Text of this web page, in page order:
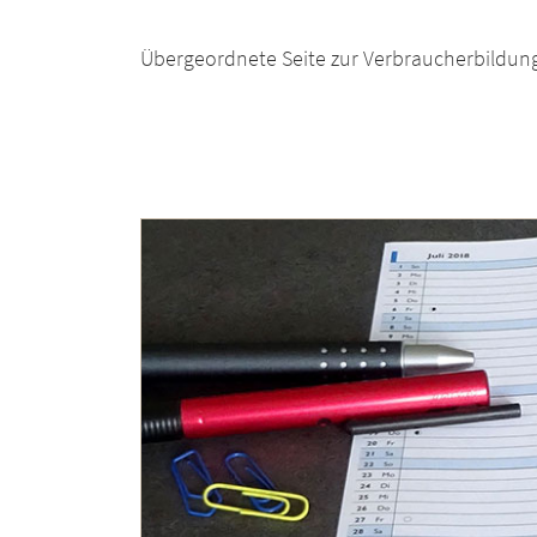
Übergeordnete Seite zur